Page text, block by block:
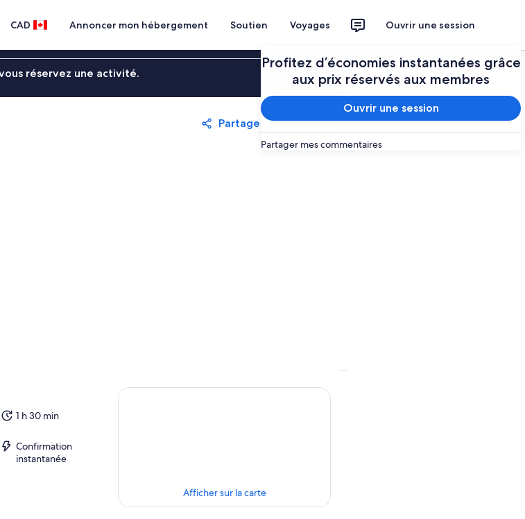
CAD Annoncer mon hébergement Soutien Voyages Ouvrir une session
Profitez d’économies instantanées grâce
aux prix réservés aux membres
Ouvrir une session
Partager mes commentaires
réservez une activité. Ouvrir une session
Partager Enregistrer
1 h 30 min
Confirmation
instantanée
Afficher sur la carte